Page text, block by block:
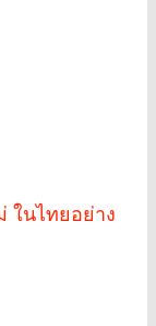
ในไทยอย่าง